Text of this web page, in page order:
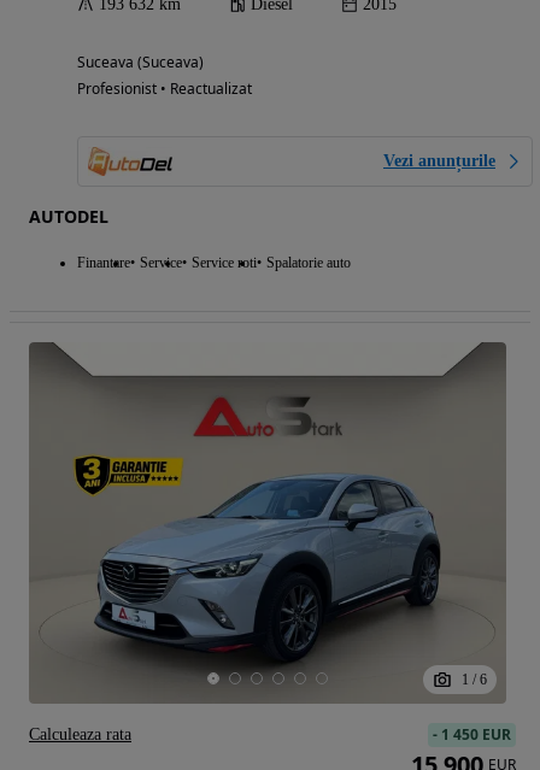
193 632 km Diesel 2015
Suceava (Suceava)
Profesionist • Reactualizat
Vezi anunțurile
AUTODEL
Finantare Service Service roti Spalatorie auto
1 / 6
- 1 450 EUR
EUR
Calculeaza rata